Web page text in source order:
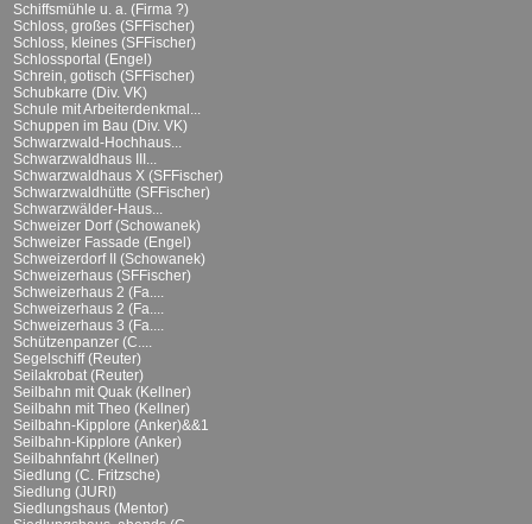
Schiffsmühle u. a. (Firma ?)
Schloss, großes (SFFischer)
Schloss, kleines (SFFischer)
Schlossportal (Engel)
Schrein, gotisch (SFFischer)
Schubkarre (Div. VK)
Schule mit Arbeiterdenkmal...
Schuppen im Bau (Div. VK)
Schwarzwald-Hochhaus...
Schwarzwaldhaus III...
Schwarzwaldhaus X (SFFischer)
Schwarzwaldhütte (SFFischer)
Schwarzwälder-Haus...
Schweizer Dorf (Schowanek)
Schweizer Fassade (Engel)
Schweizerdorf II (Schowanek)
Schweizerhaus (SFFischer)
Schweizerhaus 2 (Fa....
Schweizerhaus 2 (Fa....
Schweizerhaus 3 (Fa....
Schützenpanzer (C....
Segelschiff (Reuter)
Seilakrobat (Reuter)
Seilbahn mit Quak (Kellner)
Seilbahn mit Theo (Kellner)
Seilbahn-Kipplore (Anker)&&1
Seilbahn-Kipplore (Anker)
Seilbahnfahrt (Kellner)
Siedlung (C. Fritzsche)
Siedlung (JURI)
Siedlungshaus (Mentor)